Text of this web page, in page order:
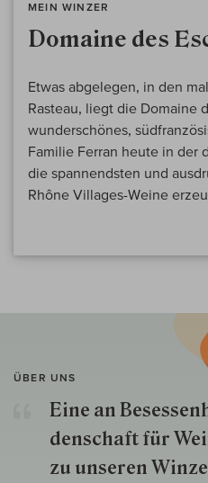
MEIN WINZER
Domaine des
Etwas abgelegen, in den
Rasteau, liegt die Domaine
wunderschönes,
Familie Ferran heute in der
die spannendsten und
Rhône Villages-Weine
ÜBER UNS
Eine an
den­schaft für
zu unseren